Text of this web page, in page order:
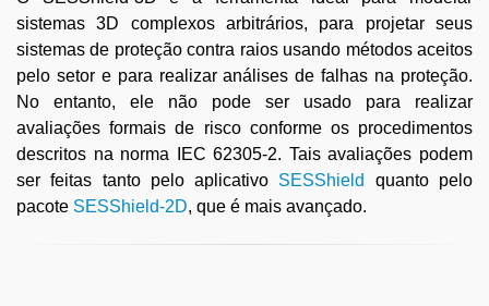
sistemas 3D complexos arbitrários, para projetar seus
sistemas de proteção contra raios usando métodos aceitos
pelo setor e para realizar análises de falhas na proteção.
No entanto, ele não pode ser usado para realizar
avaliações formais de risco conforme os procedimentos
descritos na norma IEC 62305-2. Tais avaliações podem
ser feitas tanto pelo aplicativo SESShield
quanto pelo
pacote SESShield-2D, que é mais avançado.